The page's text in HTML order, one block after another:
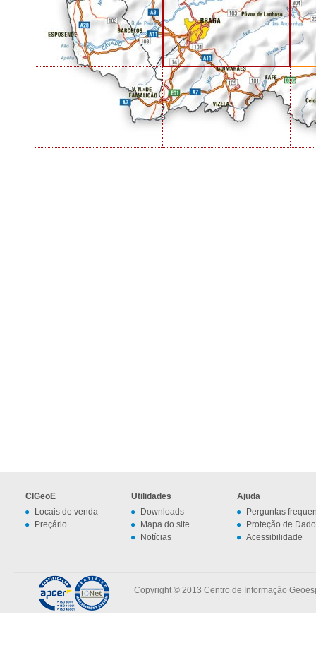
CIGeoE
Locais de venda
Preçário
Utilidades
Downloads
Mapa do site
Notícias
Ajuda
Perguntas
Proteção de
Acessibilidade
Copyright © 2013 Centro de Informação